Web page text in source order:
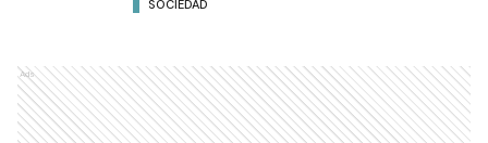
SOCIEDAD
Ads